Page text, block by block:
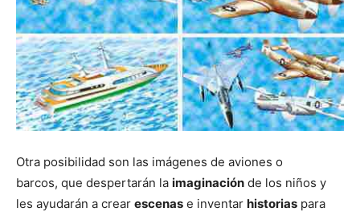
Otra posibilidad son las imágenes de aviones o
barcos, que despertarán la imaginación de los niños y
les ayudarán a crear escenas e inventar historias para